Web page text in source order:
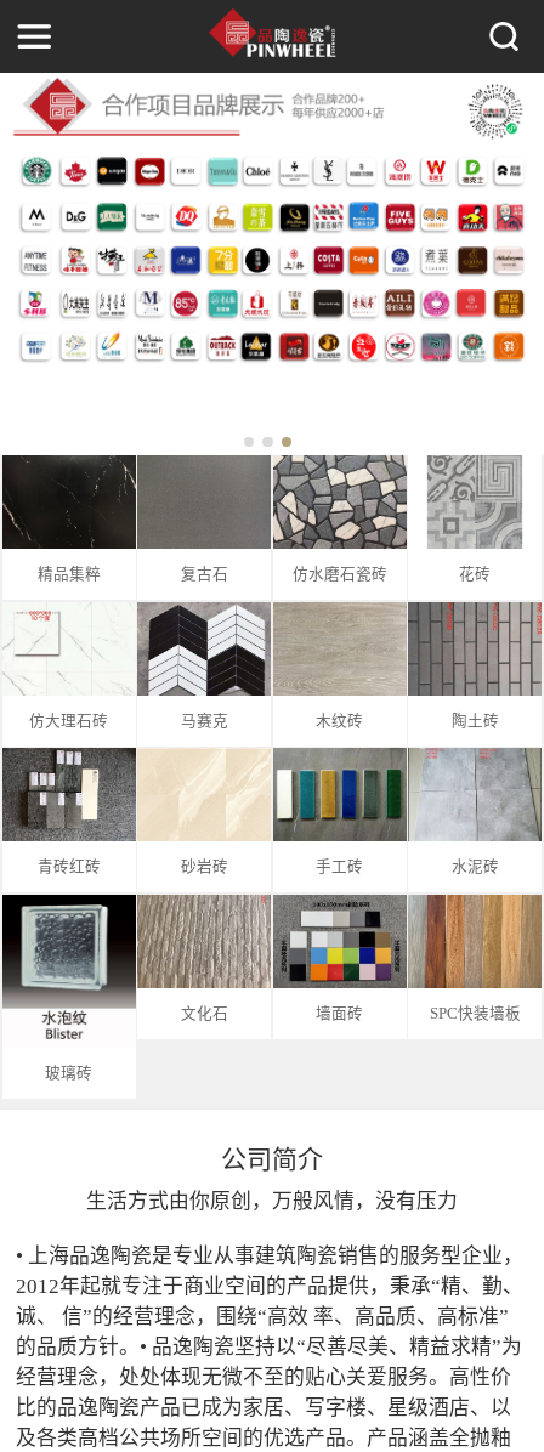
精品集粹 复古石 仿水磨石瓷砖 花砖
仿大理石砖 马赛克 木纹砖 陶土砖
青砖红砖 砂岩砖 手工砖 水泥砖
玻璃砖
文化石 墙面砖 SPC快装墙板
公司简介
生活方式由你原创，万般风情，没有压力
• 上海品逸陶瓷是专业从事建筑陶瓷销售的服务型企业，
2012年起就专注于商业空间的产品提供，秉承“精、勤、
诚、 信”的经营理念，围绕“高效 率、高品质、高标准”
的品质方针。• 品逸陶瓷坚持以“尽善尽美、精益求精”为
经营理念，处处体现无微不至的贴心关爱服务。高性价
比的品逸陶瓷产品已成为家居、写字楼、星级酒店、以
及各类高档公共场所空间的优选产品。产品涵盖全抛釉